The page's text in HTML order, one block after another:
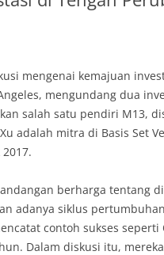
mengenai kemajuan
mengundang dua
salah satu pendiri M13,
adalah mitra di Basis Set
berharga tentang
adanya siklus
contoh sukses
Dalam diskusi itu,